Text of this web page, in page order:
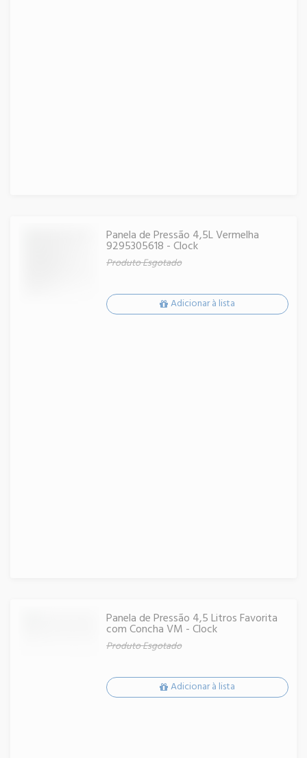
Panela de Pressão 4,5L Vermelha
9295305618 - Clock
Produto Esgotado
Adicionar à lista
Panela de Pressão 4,5 Litros Favorita
com Concha VM - Clock
Produto Esgotado
Adicionar à lista